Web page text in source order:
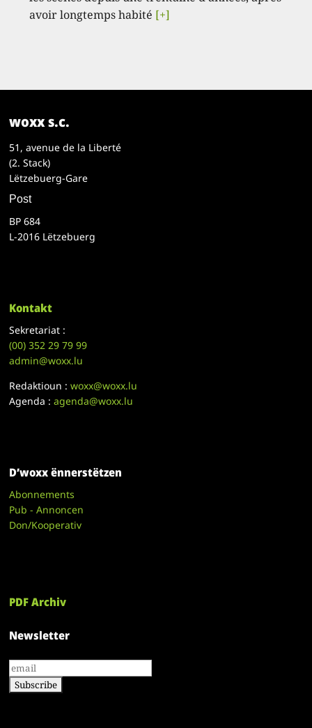
avoir longtemps habité [+]
woxx s.c.
51, avenue de la Liberté
(2. Stack)
Lëtzebuerg-Gare
Post
BP 684
L-2016 Lëtzebuerg
Kontakt
Sekretariat :
(00)352 29 79 99
admin@woxx.lu
Redaktioun :woxx@woxx.lu
Agenda :agenda@woxx.lu
D’woxx ënnerstëtzen
Abonnements
Pub - Annoncen
Don/Kooperativ
PDF Archiv
Newsletter